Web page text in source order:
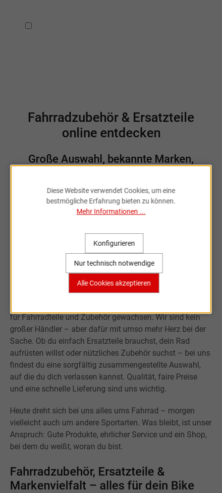
Fahrradzubehör & Ersatzteile
online entdecken
Große Auswahl, bekannte Marken,
ist dein Partner rund ums Rad.
Sportartikel Online
Willkommen bei Sportartikel Online.
Was mit der Leidenschaft für Sport begann, ist über fast
für Fahrradteile und Zubehör gewachsen. Wir sind kein
großer Händler – aber dafür mit umso mehr Herz bei der
Sache. Ob du einfach Ersatzteile brauchst, dein Rad
aufrüsten willst oder nützliches Zubehör suchst – bei uns
findest du eine sorgfältig zusammengestellte Auswahl,
auf die du dich verlassen kannst. Qualität, faire Preise
und eine schnelle Lieferung sind uns wichtig.
Heute dreht sich bei uns alles ums Fahrrad – morgen
vielleicht auch um andere Sportarten. Was bleibt, ist unser
Anspruch: Gute Produkte, ehrlicher Service und ein Shop,
bei dem du weißt, woran du bist.
Fahrradzubehör, Ersatzteile &
Markenvielfalt – alles für dein Bike
Diese Website verwendet Cookies, um eine
bestmögliche Erfahrung bieten zu können.
Mehr Informationen ...
Nur technisch notwendige
Konfigurieren
Alle Cookies akzeptieren